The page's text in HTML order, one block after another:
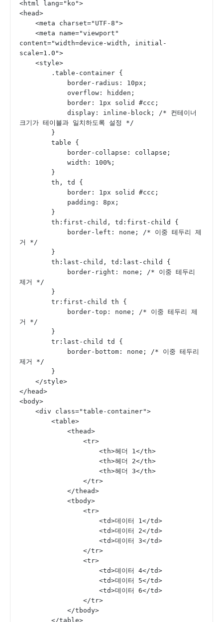
<html lang="ko">
<head>
    <meta charset="UTF-8">
content="width=device-width, initial-
scale=1.0">
    <style>
        .table-container {
            border-radius: 10px;
            overflow: hidden;
            border: 1px solid #ccc;
크기가 테이블과 일치하도록 설정 */
        }
        table {
            border-collapse: collapse;
            width: 100%;
        }
        th, td {
            border: 1px solid #ccc;
            padding: 8px;
        }
        th:first-child, td:first-child {
거 */
        }
        th:last-child, td:last-child {
제거 */
        }
        tr:first-child th {
거 */
        }
        tr:last-child td {
제거 */
        }
    </style>
</head>
<body>
    <div class="table-container">
        <table>
            <thead>
                <tr>
                    <th>헤더 1</th>
                    <th>헤더 2</th>
                    <th>헤더 3</th>
                </tr>
            </thead>
            <tbody>
                <tr>
                    <td>데이터 1</td>
                    <td>데이터 2</td>
                    <td>데이터 3</td>
                </tr>
                <tr>
                    <td>데이터 4</td>
                    <td>데이터 5</td>
                    <td>데이터 6</td>
                </tr>
            </tbody>
        </table>